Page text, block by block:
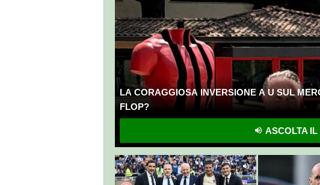
LA CORAGGIOSA INVERSIONE A U SUL
FLOP?
ASCOLTA